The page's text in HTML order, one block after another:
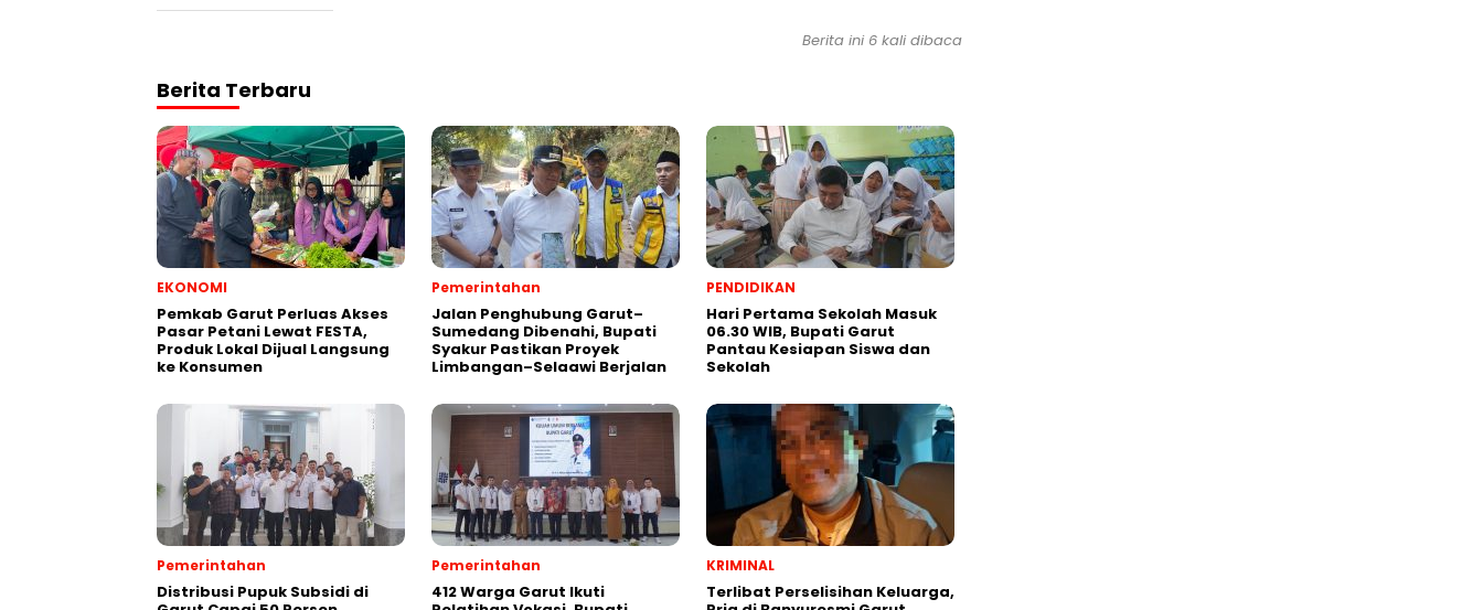
Berita ini 6 kali dibaca
Berita Terbaru
EKONOMI
Pemkab Garut Perluas Akses
Pasar Petani Lewat FESTA,
Produk Lokal Dijual Langsung
ke Konsumen
Pemerintahan
Jalan Penghubung Garut–
Sumedang Dibenahi, Bupati
Syakur Pastikan Proyek
Limbangan–Selaawi Berjalan
PENDIDIKAN
Hari Pertama Sekolah Masuk
06.30 WIB, Bupati Garut
Pantau Kesiapan Siswa dan
Sekolah
Pemerintahan
Distribusi Pupuk Subsidi di
Pemerintahan
412 Warga Garut Ikuti
KRIMINAL
Terlibat Perselisihan Keluarga,